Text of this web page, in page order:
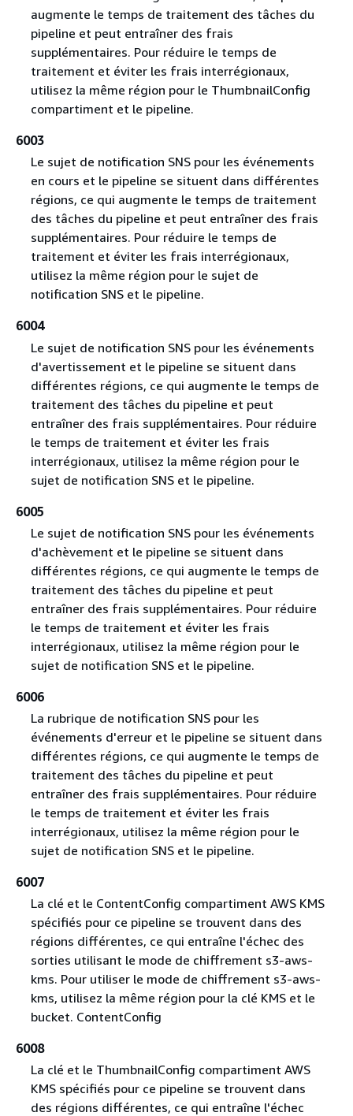
augmente le temps de traitement des tâches du
pipeline et peut entraîner des frais
supplémentaires. Pour réduire le temps de
traitement et éviter les frais interrégionaux,
utilisez la même région pour le ThumbnailConfig
compartiment et le pipeline.
6003
Le sujet de notification SNS pour les événements
en cours et le pipeline se situent dans différentes
régions, ce qui augmente le temps de traitement
des tâches du pipeline et peut entraîner des frais
supplémentaires. Pour réduire le temps de
traitement et éviter les frais interrégionaux,
utilisez la même région pour le sujet de
notification SNS et le pipeline.
6004
Le sujet de notification SNS pour les événements
d'avertissement et le pipeline se situent dans
différentes régions, ce qui augmente le temps de
traitement des tâches du pipeline et peut
entraîner des frais supplémentaires. Pour réduire
le temps de traitement et éviter les frais
interrégionaux, utilisez la même région pour le
sujet de notification SNS et le pipeline.
6005
Le sujet de notification SNS pour les événements
d'achèvement et le pipeline se situent dans
différentes régions, ce qui augmente le temps de
traitement des tâches du pipeline et peut
entraîner des frais supplémentaires. Pour réduire
le temps de traitement et éviter les frais
interrégionaux, utilisez la même région pour le
sujet de notification SNS et le pipeline.
6006
La rubrique de notification SNS pour les
événements d'erreur et le pipeline se situent dans
différentes régions, ce qui augmente le temps de
traitement des tâches du pipeline et peut
entraîner des frais supplémentaires. Pour réduire
le temps de traitement et éviter les frais
interrégionaux, utilisez la même région pour le
sujet de notification SNS et le pipeline.
6007
La clé et le ContentConfig compartiment AWS KMS
spécifiés pour ce pipeline se trouvent dans des
régions différentes, ce qui entraîne l'échec des
sorties utilisant le mode de chiffrement s3-aws-
kms. Pour utiliser le mode de chiffrement s3-aws-
kms, utilisez la même région pour la clé KMS et le
bucket. ContentConfig
6008
La clé et le ThumbnailConfig compartiment AWS
KMS spécifiés pour ce pipeline se trouvent dans
des régions différentes, ce qui entraîne l'échec